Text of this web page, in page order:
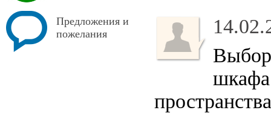
Предложения и
пожелания
Выбор